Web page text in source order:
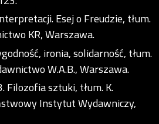
Esej o Freudzie, tłum.
KR, Warszawa.
ironia, solidarność, tłum.
W.A.B., Warszawa.
Filozofia sztuki, tłum. K.
Instytut Wydawniczy,